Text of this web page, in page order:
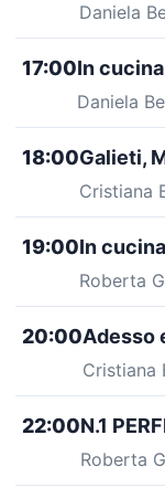
Daniela
17:00In
Daniela
18:00Galieti,
Cristiana
19:00In
Roberta
20:00Adesso
Cristiana
22:00N.1
Roberta